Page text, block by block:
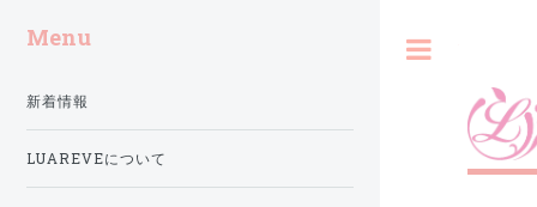
Menu
新着情報
LUAREVEについて